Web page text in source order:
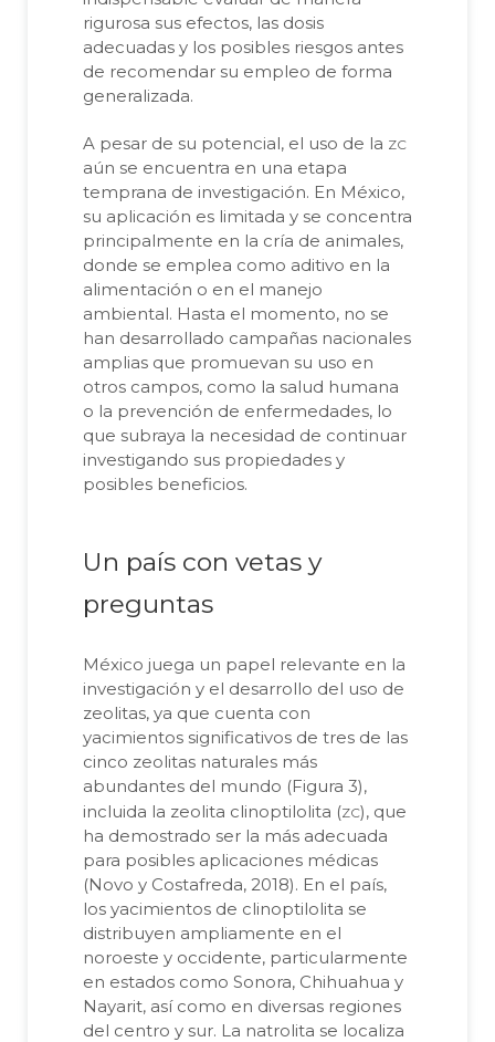
rigurosa sus efectos, las dosis
adecuadas y los posibles riesgos antes
de recomendar su empleo de forma
generalizada.
A pesar de su potencial, el uso de la zc
aún se encuentra en una etapa
temprana de investigación. En México,
su aplicación es limitada y se concentra
principalmente en la cría de animales,
donde se emplea como aditivo en la
alimentación o en el manejo
ambiental. Hasta el momento, no se
han desarrollado campañas nacionales
amplias que promuevan su uso en
otros campos, como la salud humana
o la prevención de enfermedades, lo
que subraya la necesidad de continuar
investigando sus propiedades y
posibles beneficios.
Un país con vetas y
preguntas
México juega un papel relevante en la
investigación y el desarrollo del uso de
zeolitas, ya que cuenta con
yacimientos significativos de tres de las
cinco zeolitas naturales más
abundantes del mundo (Figura 3),
incluida la zeolita clinoptilolita (zc), que
ha demostrado ser la más adecuada
para posibles aplicaciones médicas
(Novo y Costafreda, 2018). En el país,
los yacimientos de clinoptilolita se
distribuyen ampliamente en el
noroeste y occidente, particularmente
en estados como Sonora, Chihuahua y
Nayarit, así como en diversas regiones
del centro y sur. La natrolita se localiza